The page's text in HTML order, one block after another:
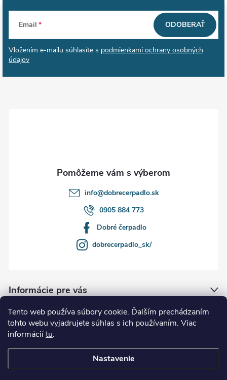
Tento web používa súbory cookie. Ďalším prechádzaním
tohto webu vyjadrujete súhlas s ich používaním. Viac
informáciítu.
Nastavenie
Z
á
p
Email
Vložením e-mailu súhlasíte s podmienkami ochrany osobných
údajov
ODOBERAŤ
Informácie pre vás
Naše služby
Kde nás nájdete
info@dobrecerpadlo.sk
0905 884 773
Dobré čerpadlo
dobrecerpadlo_sk/